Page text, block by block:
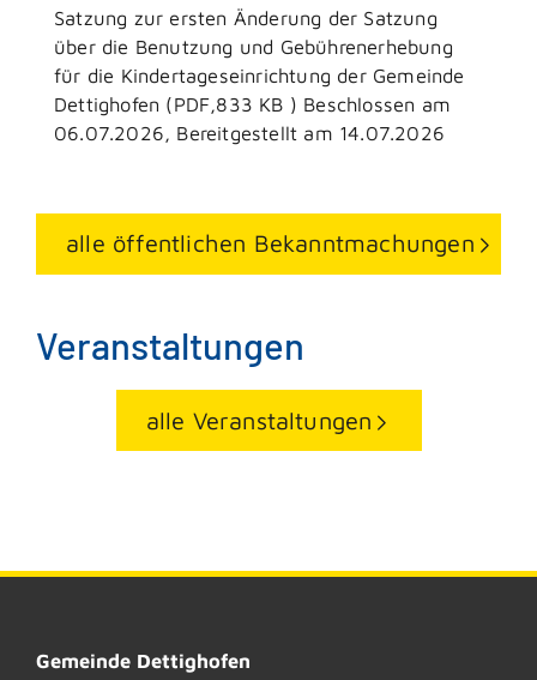
Satzung zur ersten Änderung der Satzung
über die Benutzung und Gebührenerhebung
für die Kindertageseinrichtung der Gemeinde
Dettighofen (PDF,833 KB ) Beschlossen am
06.07.2026, Bereitgestellt am 14.07.2026
alle öffentlichen Bekanntmachungen
Veranstaltungen
alle Veranstaltungen
Gemeinde Dettighofen